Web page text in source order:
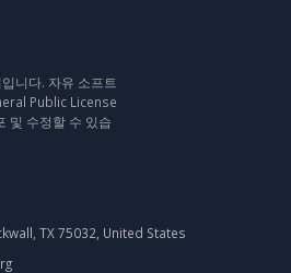
니다. 자유 소프트
Public License
및 수정할 수 있습
TX 75032, United States